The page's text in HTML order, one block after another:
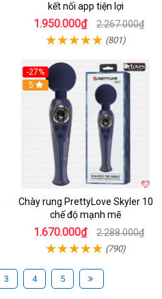
kết nối app tiện lợi
1.950.000₫ 2.267.000₫
(801)
-27%
Hot
5
Chày rung PrettyLove Skyler 10
chế độ mạnh mẽ
1.670.000₫ 2.288.000₫
(790)
3 4 5